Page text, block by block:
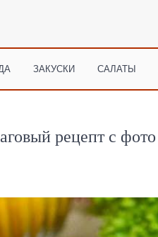
ЗАКУСКИ САЛАТЫ
рецепт с фото